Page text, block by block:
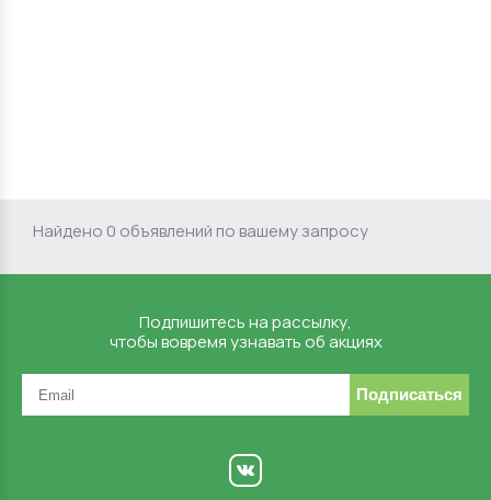
Найдено 0 объявлений по вашему запросу
Подпишитесь на рассылку,
чтобы вовремя узнавать об акциях
Подписаться